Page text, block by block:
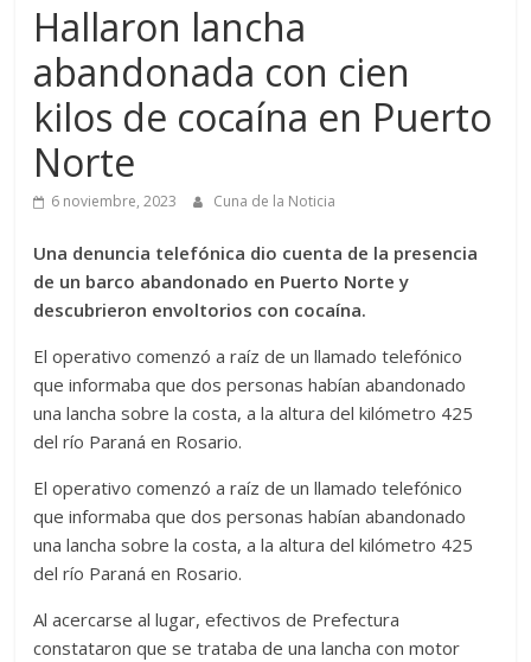
Hallaron lancha
abandonada con cien
kilos de cocaína en Puerto
Norte
6 noviembre, 2023 Cuna de la Noticia
Una denuncia telefónica dio cuenta de la presencia
de un barco abandonado en Puerto Norte y
descubrieron envoltorios con cocaína.
El operativo comenzó a raíz de un llamado telefónico
que informaba que dos personas habían abandonado
una lancha sobre la costa, a la altura del kilómetro 425
del río Paraná en Rosario.
El operativo comenzó a raíz de un llamado telefónico
que informaba que dos personas habían abandonado
una lancha sobre la costa, a la altura del kilómetro 425
del río Paraná en Rosario.
Al acercarse al lugar, efectivos de Prefectura
constataron que se trataba de una lancha con motor